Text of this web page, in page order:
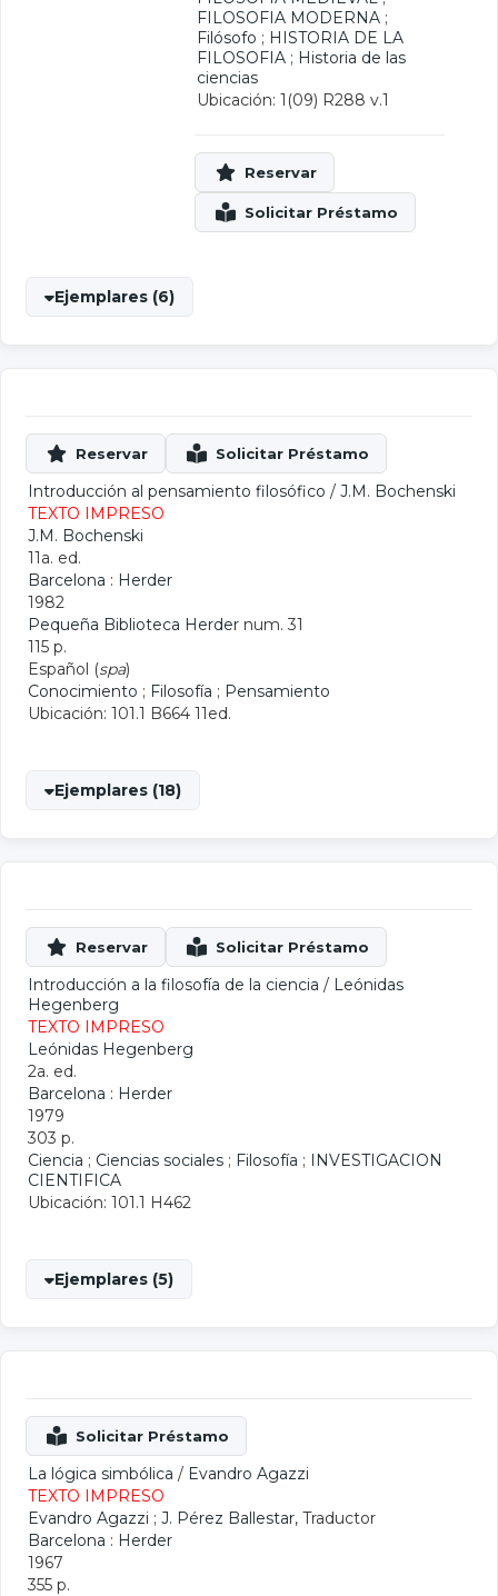
FILOSOFIA MODERNA ;
Filósofo ; HISTORIA DE LA
FILOSOFIA ; Historia de las
ciencias
Ubicación: 1(09) R288 v.1
Ejemplares (6)
Introducción al pensamiento filosófico / J.M. Bochenski
TEXTO IMPRESO
J.M. Bochenski
11a. ed.
Barcelona : Herder
1982
Pequeña Biblioteca Herder num. 31
115 p.
Español (spa)
Conocimiento ; Filosofía ; Pensamiento
Ubicación: 101.1 B664 11ed.
Ejemplares (18)
Introducción a la filosofía de la ciencia / Leónidas
Hegenberg
TEXTO IMPRESO
Leónidas Hegenberg
2a. ed.
Barcelona : Herder
1979
303 p.
Ciencia ; Ciencias sociales ; Filosofía ; INVESTIGACION
CIENTIFICA
Ubicación: 101.1 H462
Ejemplares (5)
La lógica simbólica / Evandro Agazzi
TEXTO IMPRESO
Evandro Agazzi ; J. Pérez Ballestar, Traductor
Barcelona : Herder
1967
355 p.